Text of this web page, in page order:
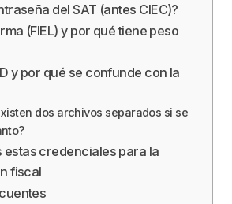
del SAT (antes CIEC)?
(FIEL) y por qué tiene peso
y por qué se confunde con la
dos archivos separados si se
estas credenciales para la
fiscal